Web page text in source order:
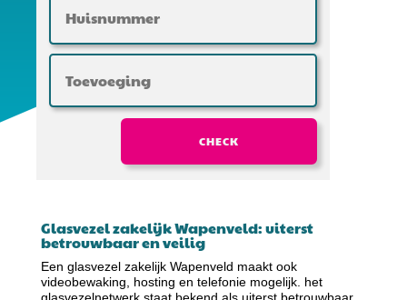
CHECK
Glasvezel zakelijk Wapenveld: uiterst
betrouwbaar en veilig
Een glasvezel zakelijk Wapenveld maakt ook
videobewaking, hosting en telefonie mogelijk. het
glasvezelnetwerk staat bekend als uiterst betrouwbaar